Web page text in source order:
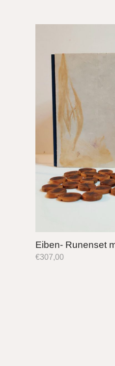
Eiben- Runenset
€307,00